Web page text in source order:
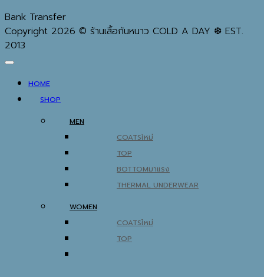
Bank Transfer
Copyright 2026 © ร้านเสื้อกันหนาว COLD A DAY ❆ EST.
2013
HOME
SHOP
MEN
COATS
TOP
BOTTOM
THERMAL UNDERWEAR
WOMEN
COATS
TOP